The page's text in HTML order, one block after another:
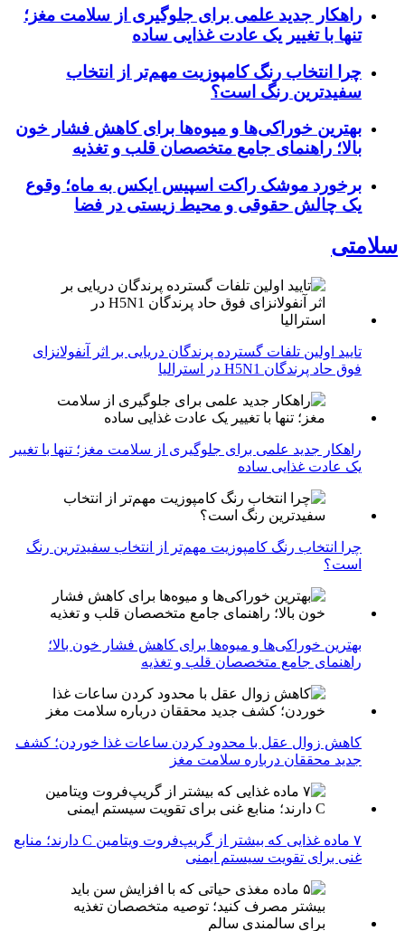
راهکار جدید علمی برای جلوگیری از سلامت مغز؛
تنها با تغییر یک عادت غذایی ساده
چرا انتخاب رنگ کامپوزیت مهم‌تر از انتخاب
سفیدترین رنگ است؟
بهترین خوراکی‌ها و میوه‌ها برای کاهش فشار خون
بالا؛ راهنمای جامع متخصصان قلب و تغذیه
برخورد موشک راکت اسپیس ایکس به ماه؛ وقوع
یک چالش حقوقی و محیط زیستی در فضا
سلامتی
تایید اولین تلفات گسترده پرندگان دریایی بر اثر آنفولانزای
فوق حاد پرندگان H5N1 در استرالیا
راهکار جدید علمی برای جلوگیری از سلامت مغز؛ تنها با تغییر
یک عادت غذایی ساده
چرا انتخاب رنگ کامپوزیت مهم‌تر از انتخاب سفیدترین رنگ
است؟
بهترین خوراکی‌ها و میوه‌ها برای کاهش فشار خون بالا؛
راهنمای جامع متخصصان قلب و تغذیه
کاهش زوال عقل با محدود کردن ساعات غذا خوردن؛ کشف
جدید محققان درباره سلامت مغز
۷ ماده غذایی که بیشتر از گریپ‌فروت ویتامین C دارند؛ منابع
غنی برای تقویت سیستم ایمنی